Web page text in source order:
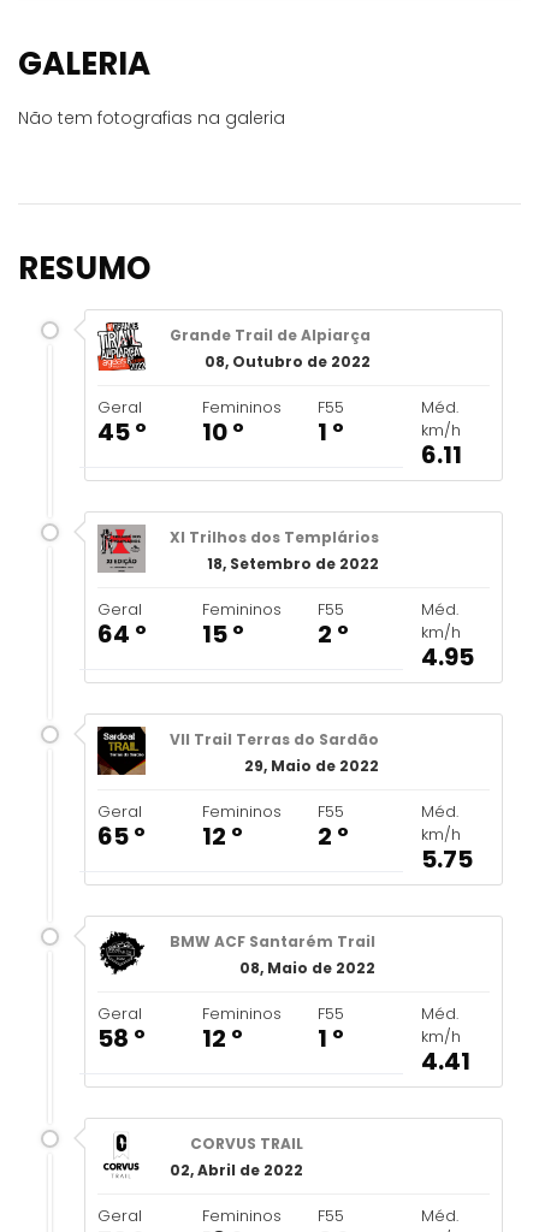
GALERIA
Não tem fotografias na galeria
RESUMO
Grande Trail de Alpiarça
08, Outubro de 2022
Geral
45 º
Femininos
10 º
F55
1 º
Méd.
km/h
6.11
XI Trilhos dos Templários
18, Setembro de 2022
Geral
64 º
Femininos
15 º
F55
2 º
Méd.
km/h
4.95
VII Trail Terras do Sardão
29, Maio de 2022
Geral
65 º
Femininos
12 º
F55
2 º
Méd.
km/h
5.75
BMW ACF Santarém Trail
08, Maio de 2022
Geral
58 º
Femininos
12 º
F55
1 º
Méd.
km/h
4.41
CORVUS TRAIL
02, Abril de 2022
Geral Femininos F55
Méd.